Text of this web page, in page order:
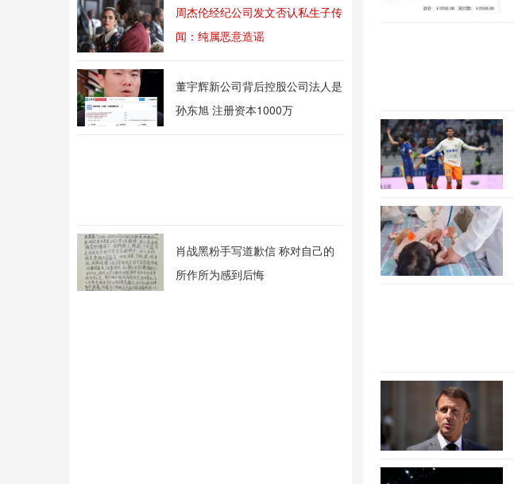
周杰伦经纪公司发文否认私生子传
闻：纯属恶意造谣
董宇辉新公司背后控股公司法人是
孙东旭 注册资本1000万
肖战黑粉手写道歉信 称对自己的
所作所为感到后悔